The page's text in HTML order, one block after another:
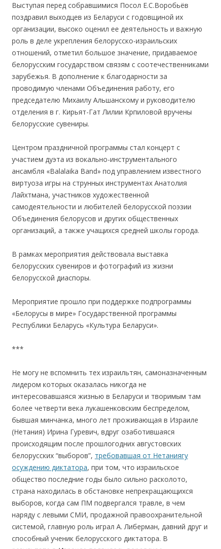
Выступая перед собравшимися Посол Е.С.Воробьёв
поздравил выходцев из Беларуси с годовщиной их
организации, высоко оценил ее деятельность и важную
роль в деле укрепления белорусско-израильских
отношений, отметил большое значение, придаваемое
белорусским государством связям с соотечественниками
зарубежья. В дополнение к благодарности за
проводимую членами Объединения работу, его
председателю Михаилу Альшанскому и руководителю
отделения в г. Кирьят-Гат Лилии Крпиловой вручены
белорусские сувениры.
Центром праздничной программы стал концерт с
участием дуэта из вокально-инструментального
ансамбля «Balalaika Band» под управлением известного
виртуоза игры на струнных инструментах Анатолия
Лайхтмана, участников художественной
самодеятельности и любителей белорусской поэзии
Объединения белорусов и других общественных
организаций, а также учащихся средней школы города.
В рамках мероприятия действовала выставка
белорусских сувениров и фотографий из жизни
белорусской диаспоры.
Мероприятие прошло при поддержке подпрограммы
«Белорусы в мире» Государственной программы
Республики Беларусь «Культура Беларуси».
***
Не могу не вспомнить тех израильтян, самоназначенным
лидером которых оказалась никогда не
интересовавшаяся жизнью в Беларуси и творимым там
более четверти века лукашенковским беспределом,
бывшая минчанка, много лет проживающая в Израиле
(Нетания) Ирина Гуревич, вдруг озаботившаяся
происходящим после прошлогодних августовских
белорусских “выборов”, требовавшая от Нетаниягу
осуждению диктатора, при том, что израильское
общество последние годы было сильно расколото,
страна находилась в обстановке непрекращающихся
выборов, когда сам ПМ подвергался травле, в чем
наряду с левыми СМИ, продажной правоохранительной
системой, главную роль играл А. Либерман, давний друг и
способный ученик белорусского диктатора. В